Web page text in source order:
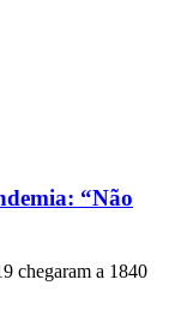
“Não
chegaram a 1840